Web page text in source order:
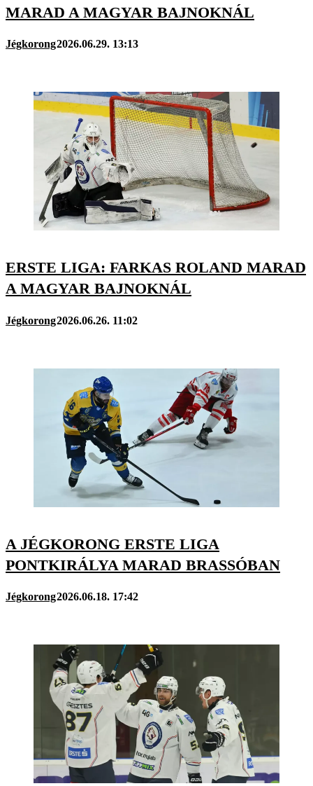
MARAD A MAGYAR BAJNOKNÁL
Jégkorong2026.06.29. 13:13
ERSTE LIGA: FARKAS ROLAND MARAD
A MAGYAR BAJNOKNÁL
Jégkorong2026.06.26. 11:02
A JÉGKORONG ERSTE LIGA
PONTKIRÁLYA MARAD BRASSÓBAN
Jégkorong2026.06.18. 17:42